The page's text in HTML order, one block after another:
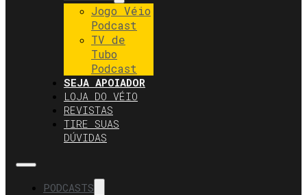
Jogo Véio
Podcast
TV de
Tubo
Podcast
SEJA APOIADOR
LOJA DO VÉIO
REVISTAS
TIRE SUAS
DÚVIDAS
PODCASTS